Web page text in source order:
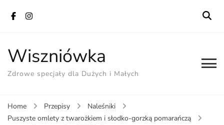
Wiszniówka
Zdrowe specjały dla Dużych i Małych
Home Przepisy
Naleśniki
Puszyste omlety z twarożkiem i słodko-gorzką pomarańczą